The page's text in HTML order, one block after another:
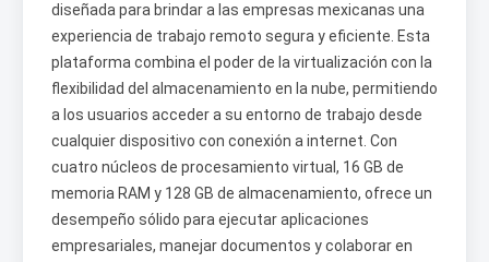
diseñada para brindar a las empresas mexicanas una
experiencia de trabajo remoto segura y eficiente. Esta
plataforma combina el poder de la virtualización con la
flexibilidad del almacenamiento en la nube, permitiendo
a los usuarios acceder a su entorno de trabajo desde
cualquier dispositivo con conexión a internet. Con
cuatro núcleos de procesamiento virtual, 16 GB de
memoria RAM y 128 GB de almacenamiento, ofrece un
desempeño sólido para ejecutar aplicaciones
empresariales, manejar documentos y colaborar en